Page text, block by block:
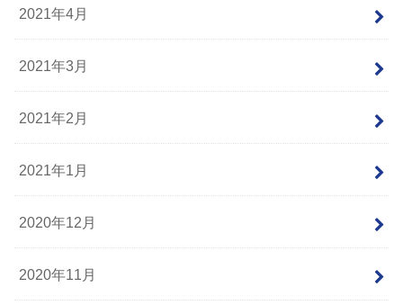
2021年4月
2021年3月
2021年2月
2021年1月
2020年12月
2020年11月